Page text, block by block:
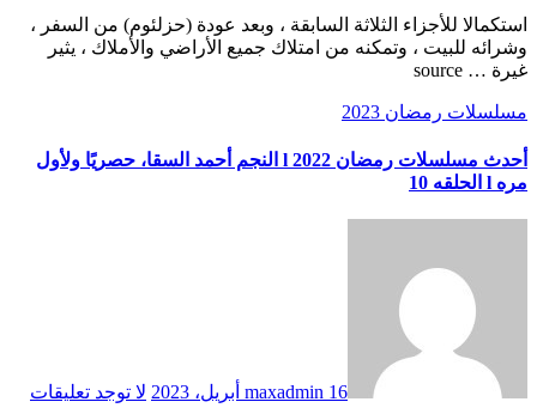
وشرائه للبيت ، وتمكنه من امتلاك جميع الأراضي والأملاك ، يثير
غيرة … source
مسلسلات رمضان 2023
أحدث مسلسلات رمضان 2022 l النجم أحمد السقا، حصريًا ولأول
مره l الحلقه 10
maxadmin 16 أبريل، 2023 لا توجد تعليقات